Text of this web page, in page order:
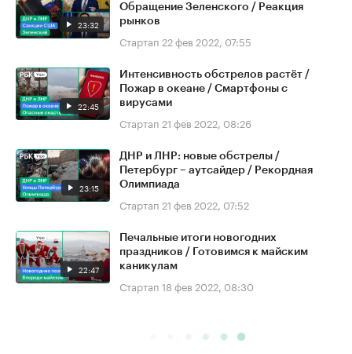
23:32
Обращение Зеленского / Реакция
рынков
Стартап 22 фев 2022, 07:55
22:45
Интенсивность обстрелов растёт /
Пожар в океане / Смартфоны с
вирусами
Стартап 21 фев 2022, 08:26
23:15
ДНР и ЛНР: новые обстрелы /
Петербург – аутсайдер / Рекордная
Олимпиада
Стартап 21 фев 2022, 07:52
22:47
Печальные итоги новогодних
праздников / Готовимся к майским
каникулам
Стартап 18 фев 2022, 08:30